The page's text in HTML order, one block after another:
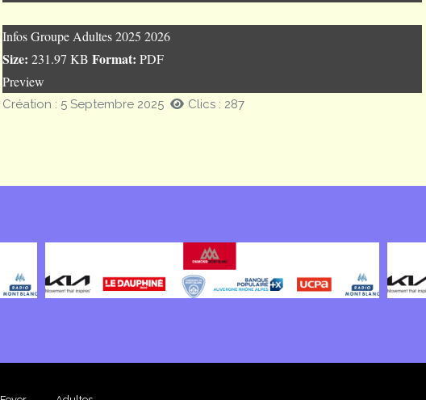
Infos Groupe Adultes 2025 2026
Size: 231.97 KB Format: PDF
Preview
Création : 5 Septembre 2025 Clics : 287